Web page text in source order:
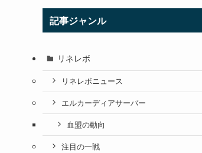
記事ジャンル
リネレボ
リネレボニュース
エルカーディアサーバー
血盟の動向
注目の一戦